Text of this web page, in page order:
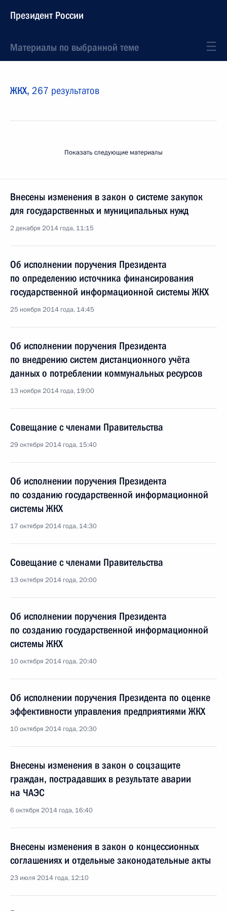
Президент России
Материалы по выбранной теме
ЖКХ, 267 результатов
Показать следующие материалы
Внесены изменения в закон о системе закупок
для государственных и муниципальных нужд
2 декабря 2014 года, 11:15
Об исполнении поручения Президента
по определению источника финансирования
государственной информационной системы ЖКХ
25 ноября 2014 года, 14:45
Об исполнении поручения Президента
по внедрению систем дистанционного учёта
данных о потреблении коммунальных ресурсов
13 ноября 2014 года, 19:00
Совещание с членами Правительства
29 октября 2014 года, 15:40
Об исполнении поручения Президента
по созданию государственной информационной
системы ЖКХ
17 октября 2014 года, 14:30
Совещание с членами Правительства
13 октября 2014 года, 20:00
Об исполнении поручения Президента
по созданию государственной информационной
системы ЖКХ
10 октября 2014 года, 20:40
Об исполнении поручения Президента по оценке
эффективности управления предприятиями ЖКХ
10 октября 2014 года, 20:30
Внесены изменения в закон о соцзащите
граждан, пострадавших в результате аварии
на ЧАЭС
6 октября 2014 года, 16:40
Внесены изменения в закон о концессионных
соглашениях и отдельные законодательные акты
23 июля 2014 года, 12:10